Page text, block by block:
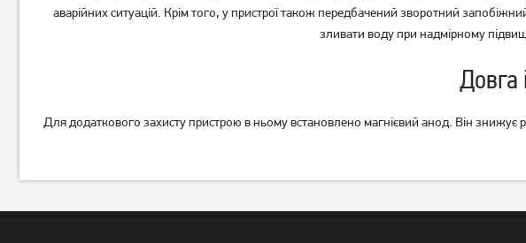
аварійних ситуацій. Крім того, у пристрої також передбачений зворотний
зливати воду при надмірному
Довга
Для додаткового захисту пристрою в ньому встановлено магнієвий анод. Він